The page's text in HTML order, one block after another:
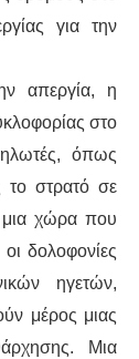
για την
απεργία, η
στο
όπως
το στρατό σε
χώρα που
δολοφονίες
ών ηγετών,
μέρος μιας
άρχησης. Μια